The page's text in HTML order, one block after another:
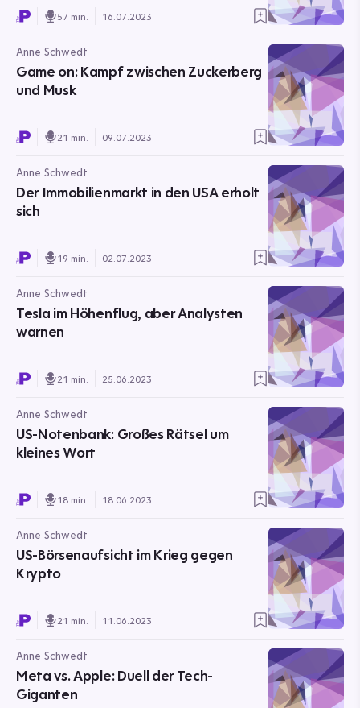
57 min. 16.07.2023
Anne Schwedt
Game on: Kampf zwischen Zuckerberg
und Musk
21 min. 09.07.2023
Anne Schwedt
Der Immobilienmarkt in den USA erholt
sich
19 min. 02.07.2023
Anne Schwedt
Tesla im Höhenflug, aber Analysten
warnen
21 min. 25.06.2023
Anne Schwedt
US-Notenbank: Großes Rätsel um
kleines Wort
18 min. 18.06.2023
Anne Schwedt
US-Börsenaufsicht im Krieg gegen
Krypto
21 min. 11.06.2023
Anne Schwedt
Meta vs. Apple: Duell der Tech-
Giganten